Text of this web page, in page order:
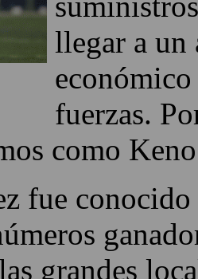
llegar a un
fuerzas.
como
fue
grandes